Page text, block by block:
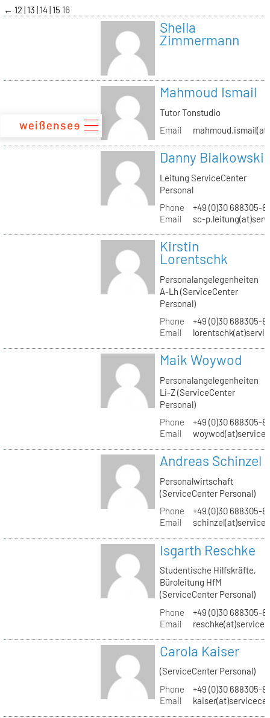
zum
Inhalt
← 12 13 14 15 16
Sheila
Zimmermann
Mahmoud Ismail
Tutor Tonstudio
Email
Danny Bialkowski
Leitung ServiceCenter
Personal
Phone
+49 (0)30 688305-
Email
sc-
Kirstin
Lorentschk
Personalangelegenheiten
A-Lh (ServiceCenter
Personal)
Phone
+49 (0)30 688305-
Email
Maik Woywod
Personalangelegenheiten
Li-Z (ServiceCenter
Personal)
Phone
+49 (0)30 688305-
Email
Andreas Schinzel
Personalwirtschaft
(ServiceCenter Personal)
Phone
+49 (0)30 688305-
Email
Isgarth Reschke
Studentische Hilfskräfte,
Büroleitung HfM
(ServiceCenter Personal)
Phone
+49 (0)30 688305-
Email
Carola Kaiser
(ServiceCenter Personal)
Phone
+49 (0)30 688305-
Email